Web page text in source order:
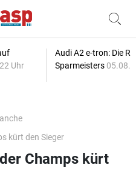
Uhr
Audi A2 e-tron: Die
Sparmeisters
kürt den Sieger
Champs kürt